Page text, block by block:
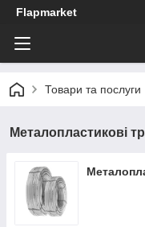
Flapmarket
Товари та послуги
Металопластикові